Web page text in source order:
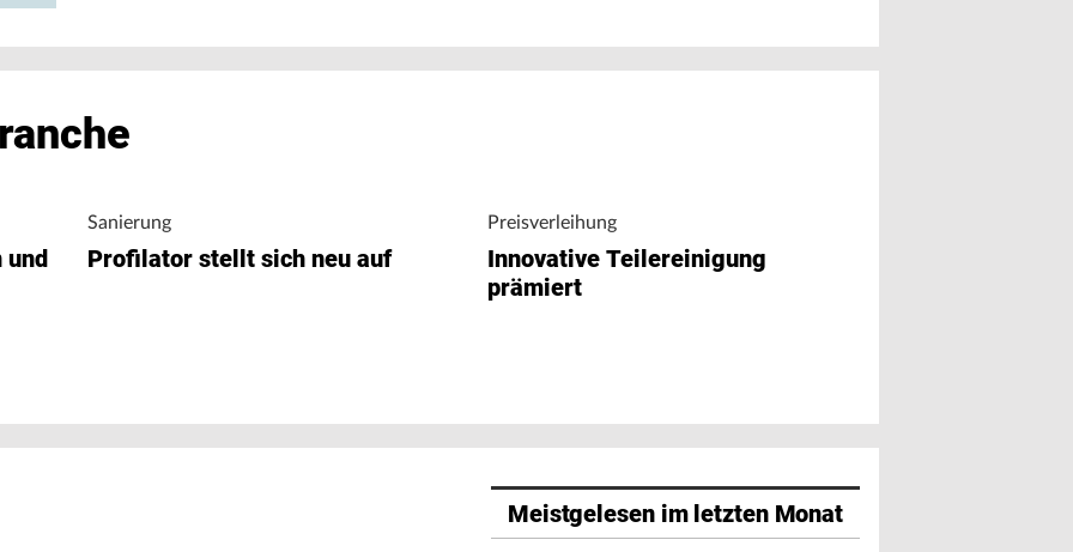
und
Sanierung
Profilator stellt sich neu auf
Preisverleihung
Innovative Teilereinigung
prämiert
Meistgelesen im letzten Monat